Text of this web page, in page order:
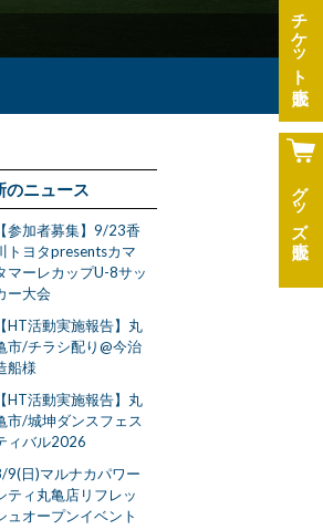
チケット
グッズ
のニュース
【参加者募集】9/23香
トヨタpresentsカマ
マーレカップU-8サッ
ー大会
【HT活動実施報告】丸
市/チラシ配り@今治
船様
【HT活動実施報告】丸
市/城坤ダンスフェス
ィバル2026
9(日)マルナカパワー
ティ丸亀店リフレッ
ュオープンイベント